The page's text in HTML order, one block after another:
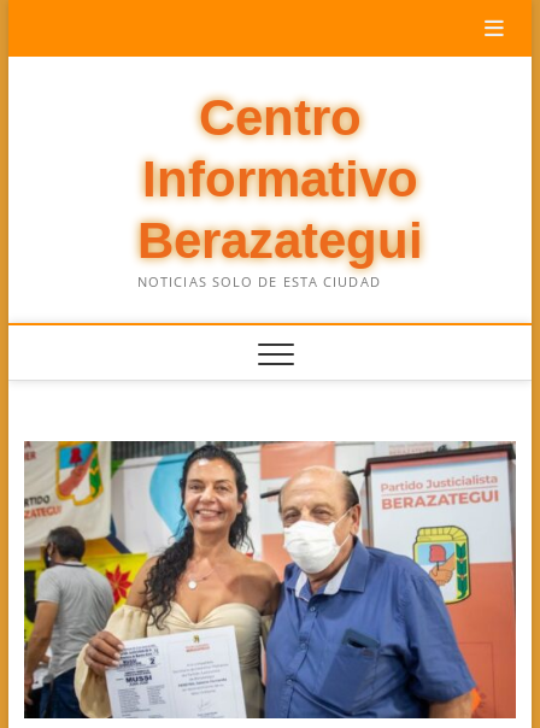
Centro
Informativo
Berazategui
NOTICIAS SOLO DE ESTA CIUDAD